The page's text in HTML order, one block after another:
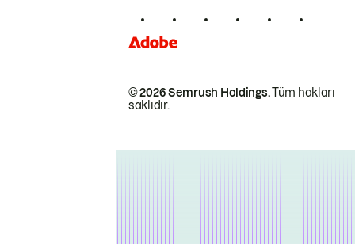
© 2026 Semrush Holdings.Tüm hakları
saklıdır.